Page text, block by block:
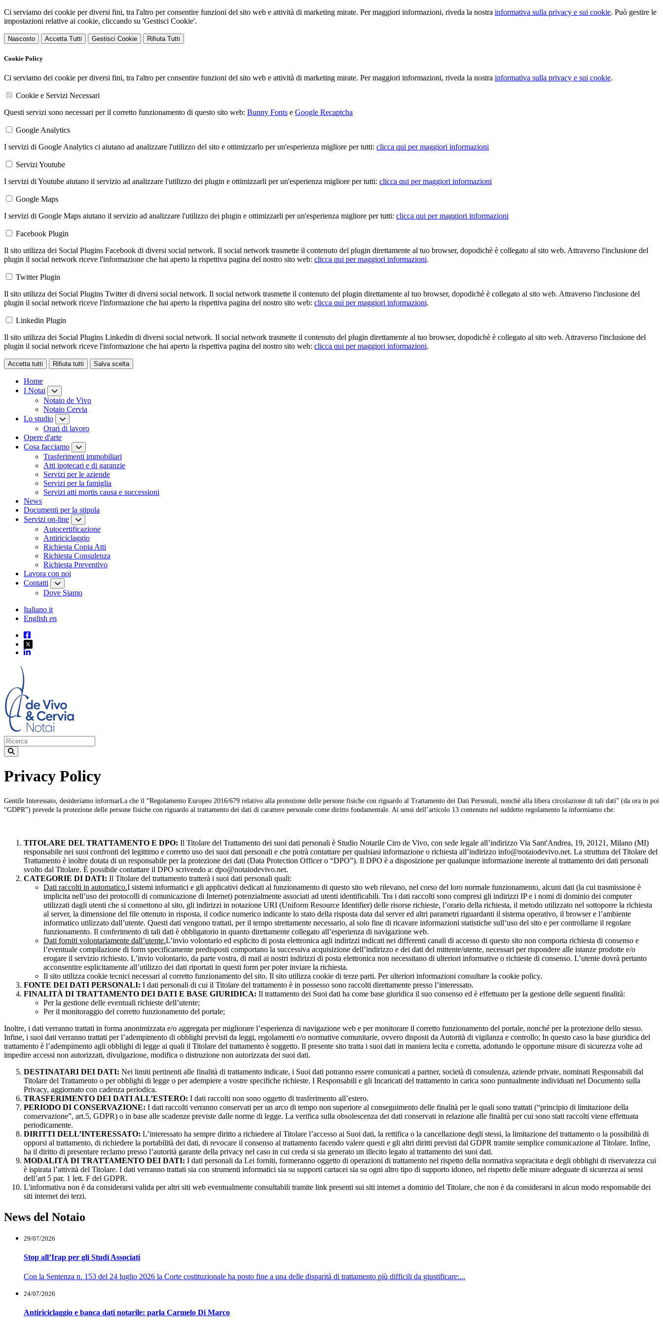
Ci serviamo dei cookie per diversi fini, tra l'altro per consentire funzioni del sito web e attività di marketing mirate. Per maggiori informazioni, riveda la nostra informativa sulla privacy e sui cookie. Può gestire le
impostazioni relative ai cookie, cliccando su 'Gestisci Cookie'.
Nascosto Accetta Tutti Gestisci Cookie Rifiuta Tutti
Cookie Policy
Ci serviamo dei cookie per diversi fini, tra l'altro per consentire funzioni del sito web e attività di marketing mirate. Per maggiori informazioni, riveda la nostra informativa sulla privacy e sui cookie.
Cookie e Servizi Necessari
Questi servizi sono necessari per il corretto funzionamento di questo sito web: Bunny Fonts e Google Recaptcha
Google Analytics
I servizi di Google Analytics ci aiutano ad analizzare l'utilizzo del sito e ottimizzarlo per un'esperienza migliore per tutti: clicca qui per maggiori informazioni
Servizi Youtube
I servizi di Youtube aiutano il servizio ad analizzare l'utilizzo dei plugin e ottimizzarli per un'esperienza migliore per tutti: clicca qui per maggiori informazioni
Google Maps
I servizi di Google Maps aiutano il servizio ad analizzare l'utilizzo dei plugin e ottimizzarli per un'esperienza migliore per tutti: clicca qui per maggiori informazioni
Facebook Plugin
Il sito utilizza dei Social Plugins Facebook di diversi social network. Il social network trasmette il contenuto del plugin direttamente al tuo browser, dopodichè è collegato al sito web. Attraverso l'inclusione del
plugin il social network riceve l'informazione che hai aperto la rispettiva pagina del nostro sito web: clicca qui per maggiori informazioni.
Twitter Plugin
Il sito utilizza dei Social Plugins Twitter di diversi social network. Il social network trasmette il contenuto del plugin direttamente al tuo browser, dopodichè è collegato al sito web. Attraverso l'inclusione del
plugin il social network riceve l'informazione che hai aperto la rispettiva pagina del nostro sito web: clicca qui per maggiori informazioni.
Linkedin Plugin
Il sito utilizza dei Social Plugins Linkedin di diversi social network. Il social network trasmette il contenuto del plugin direttamente al tuo browser, dopodichè è collegato al sito web. Attraverso l'inclusione del
plugin il social network riceve l'informazione che hai aperto la rispettiva pagina del nostro sito web: clicca qui per maggiori informazioni.
Accetta tutti Rifiuta tutti Salva scelta
Home
I Notai
Notaio de Vivo
Notaio Cervia
Lo studio
Orari di lavoro
Opere d'arte
Cosa facciamo
Trasferimenti immobiliari
Atti ipotecari e di garanzie
Servizi per le aziende
Servizi per la famiglia
Servizi atti mortis causa e successioni
News
Documenti per la stipula
Servizi on-line
Autocertificazione
Antiriciclaggio
Richiesta Copia Atti
Richiesta Consulenza
Richiesta Preventivo
Lavora con noi
Contatti
Dove Siamo
Italiano it
English en
Privacy Policy
Gentile Interessato, desideriamo informarLa che il “Regolamento Europeo 2016/679 relativo alla protezione delle persone fisiche con riguardo al Trattamento dei Dati Personali, nonché alla libera circolazione di tali dati” (da ora in poi
“GDPR”) prevede la protezione delle persone fisiche con riguardo al trattamento dei dati di carattere personale come diritto fondamentale. Ai sensi dell’articolo 13 contenuto nel suddetto regolamento la informiamo che:
TITOLARE DEL TRATTAMENTO E DPO: Il Titolare del Trattamento dei suoi dati personali è Studio Notarile Ciro de Vivo, con sede legale all’indirizzo Via Sant'Andrea, 19, 20121, Milano (MI)
responsabile nei suoi confronti del legittimo e corretto uso dei suoi dati personali e che potrà contattare per qualsiasi informazione o richiesta all’indirizzo info@notaiodevivo.net. La struttura del Titolare del
Trattamento è inoltre dotata di un responsabile per la protezione dei dati (Data Protection Officer o “DPO”). Il DPO è a disposizione per qualunque informazione inerente al trattamento dei dati personali
svolto dal Titolare. È possibile contattare il DPO scrivendo a: dpo@notaiodevivo.net.
CATEGORIE DI DATI: Il Titolare del trattamento tratterà i suoi dati personali quali:
Dati raccolti in automatico.I sistemi informatici e gli applicativi dedicati al funzionamento di questo sito web rilevano, nel corso del loro normale funzionamento, alcuni dati (la cui trasmissione è
implicita nell’uso dei protocolli di comunicazione di Internet) potenzialmente associati ad utenti identificabili. Tra i dati raccolti sono compresi gli indirizzi IP e i nomi di dominio dei computer
utilizzati dagli utenti che si connettono al sito, gli indirizzi in notazione URI (Uniform Resource Identifier) delle risorse richieste, l’orario della richiesta, il metodo utilizzato nel sottoporre la richiesta
al server, la dimensione del file ottenuto in risposta, il codice numerico indicante lo stato della risposta data dal server ed altri parametri riguardanti il sistema operativo, il browser e l’ambiente
informatico utilizzato dall’utente. Questi dati vengono trattati, per il tempo strettamente necessario, al solo fine di ricavare informazioni statistiche sull’uso del sito e per controllarne il regolare
funzionamento. Il conferimento di tali dati è obbligatorio in quanto direttamente collegato all’esperienza di navigazione web.
Dati forniti volontariamente dall’utente.L’invio volontario ed esplicito di posta elettronica agli indirizzi indicati nei differenti canali di accesso di questo sito non comporta richiesta di consenso e
l’eventuale compilazione di form specificamente predisposti comportano la successiva acquisizione dell’indirizzo e dei dati del mittente/utente, necessari per rispondere alle istanze prodotte e/o
erogare il servizio richiesto. L’invio volontario, da parte vostra, di mail ai nostri indirizzi di posta elettronica non necessitano di ulteriori informative o richieste di consenso. L’utente dovrà pertanto
acconsentire esplicitamente all’utilizzo dei dati riportati in questi form per poter inviare la richiesta.
Il sito utilizza cookie tecnici necessari al corretto funzionamento del sito. Il sito utilizza cookie di terze parti. Per ulteriori informazioni consultare la cookie policy.
FONTE DEI DATI PERSONALI: I dati personali di cui il Titolare del trattamento è in possesso sono raccolti direttamente presso l’interessato.
FINALITÀ DI TRATTAMENTO DEI DATI E BASE GIURIDICA: Il trattamento dei Suoi dati ha come base giuridica il suo consenso ed è effettuato per la gestione delle seguenti finalità:
Per la gestione delle eventuali richieste dell’utente;
Per il monitoraggio del corretto funzionamento del portale;
Inoltre, i dati verranno trattati in forma anonimizzata e/o aggregata per migliorare l’esperienza di navigazione web e per monitorare il corretto funzionamento del portale, nonché per la protezione dello stesso.
Infine, i suoi dati verranno trattati per l’adempimento di obblighi previsti da leggi, regolamenti e/o normative comunitarie, ovvero disposti da Autorità di vigilanza e controllo; In questo caso la base giuridica del
trattamento è l’adempimento agli obblighi di legge ai quali il Titolare del trattamento è soggetto. Il presente sito tratta i suoi dati in maniera lecita e corretta, adottando le opportune misure di sicurezza volte ad
impedire accessi non autorizzati, divulgazione, modifica o distruzione non autorizzata dei suoi dati.
DESTINATARI DEI DATI: Nei limiti pertinenti alle finalità di trattamento indicate, i Suoi dati potranno essere comunicati a partner, società di consulenza, aziende private, nominati Responsabili dal
Titolare del Trattamento o per obblighi di legge o per adempiere a vostre specifiche richieste. I Responsabili e gli Incaricati del trattamento in carica sono puntualmente individuati nel Documento sulla
Privacy, aggiornato con cadenza periodica.
TRASFERIMENTO DEI DATI ALL’ESTERO: I dati raccolti non sono oggetto di trasferimento all’estero.
PERIODO DI CONSERVAZIONE: I dati raccolti verranno conservati per un arco di tempo non superiore al conseguimento delle finalità per le quali sono trattati (“principio di limitazione della
conservazione”, art.5, GDPR) o in base alle scadenze previste dalle norme di legge. La verifica sulla obsolescenza dei dati conservati in relazione alle finalità per cui sono stati raccolti viene effettuata
periodicamente.
DIRITTI DELL’INTERESSATO: L’interessato ha sempre diritto a richiedere al Titolare l’accesso ai Suoi dati, la rettifica o la cancellazione degli stessi, la limitazione del trattamento o la possibilità di
opporsi al trattamento, di richiedere la portabilità dei dati, di revocare il consenso al trattamento facendo valere questi e gli altri diritti previsti dal GDPR tramite semplice comunicazione al Titolare. Infine,
ha il diritto di presentare reclamo presso l’autorità garante della privacy nel caso in cui creda si sia generato un illecito legato al trattamento dei suoi dati.
MODALITÀ DI TRATTAMENTO DEI DATI: I dati personali da Lei forniti, formeranno oggetto di operazioni di trattamento nel rispetto della normativa sopracitata e degli obblighi di riservatezza cui
è ispirata l’attività del Titolare. I dati verranno trattati sia con strumenti informatici sia su supporti cartacei sia su ogni altro tipo di supporto idoneo, nel rispetto delle misure adeguate di sicurezza ai sensi
dell’art 5 par. 1 lett. F del GDPR.
L'informativa non è da considerarsi valida per altri siti web eventualmente consultabili tramite link presenti sui siti internet a dominio del Titolare, che non è da considerarsi in alcun modo responsabile dei
siti internet dei terzi.
News del Notaio
29/07/2026
Stop all’Irap per gli Studi Associati
Con la Sentenza n. 153 del 24 luglio 2026 la Corte costituzionale ha posto fine a una delle disparità di trattamento più difficili da giustificare:...
24/07/2026
Antiriciclaggio e banca dati notarile: parla Carmelo Di Marco